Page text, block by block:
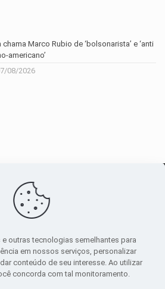
chama Marco Rubio de ‘bolsonarista’ e ‘anti
americano’
08/2026
de notícias
Privacidade|Termos de uso
outras tecnologias semelhantes para
em nossos serviços, personalizar
conteúdo de seu interesse. Ao utilizar
concorda com tal monitoramento.